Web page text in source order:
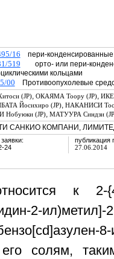
16 пери-
519 орто- или пери-
кольцами
00 Противоопухолевые
(JP), ОКАЯМА Тоору (JP),
Йосихиро (JP), НАКАНИСИ
Нобуюки (JP), МАТУУРА Синдзи
САНКИО КОМПАНИ,
24
публикация
27.06.2014
к 2-
2-ил)метил]-
солям,